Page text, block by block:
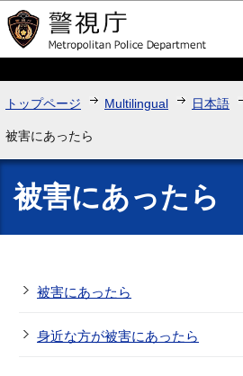
このページの本文
トップページ Multilingual 日本語
被害にあったら
被害にあったら
被害にあったら
身近な方が被害にあったら